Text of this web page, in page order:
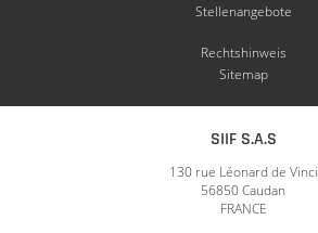
Stellenangebote
Rechtshinweis
Sitemap
SIIF S.A.S
130 rue Léonard de Vinci
56850 Caudan
FRANCE